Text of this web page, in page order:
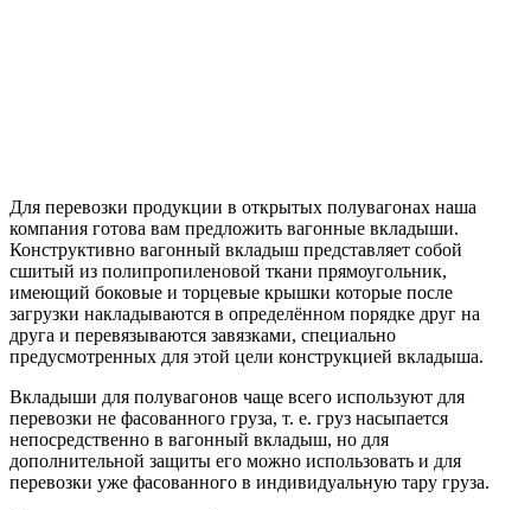
Для перевозки продукции в открытых полувагонах наша
компания готова вам предложить вагонные вкладыши.
Конструктивно вагонный вкладыш представляет собой
сшитый из полипропиленовой ткани прямоугольник,
имеющий боковые и торцевые крышки которые после
загрузки накладываются в определённом порядке друг на
друга и перевязываются завязками, специально
предусмотренных для этой цели конструкцией вкладыша.
Вкладыши для полувагонов чаще всего используют для
перевозки не фасованного груза, т. е. груз насыпается
непосредственно в вагонный вкладыш, но для
дополнительной защиты его можно использовать и для
перевозки уже фасованного в индивидуальную тару груза.